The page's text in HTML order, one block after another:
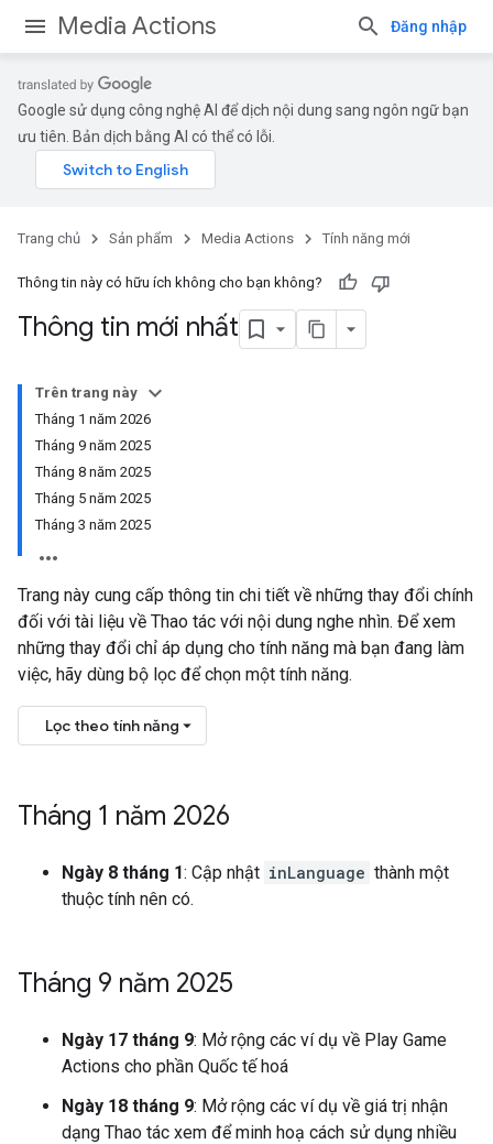
Media Actions Đăng nhập
Google sử dụng công nghệ AI để dịch nội dung sang ngôn ngữ bạn
ưu tiên. Bản dịch bằng AI có thể có lỗi.
Trang chủ Sản phẩm Media Actions Tính năng mới
Thông tin này có hữu ích không cho bạn không?
Thông tin mới nhất
Trên trang này
Tháng 1 năm 2026
Tháng 9 năm 2025
Tháng 8 năm 2025
Tháng 5 năm 2025
Tháng 3 năm 2025
Trang này cung cấp thông tin chi tiết về những thay đổi chính
đối với tài liệu về Thao tác với nội dung nghe nhìn. Để xem
những thay đổi chỉ áp dụng cho tính năng mà bạn đang làm
việc, hãy dùng bộ lọc để chọn một tính năng.
Lọc theo tính năng
Tháng 1 năm 2026
Ngày 8 tháng 1: Cập nhật inLanguage thành một
thuộc tính nên có.
Tháng 9 năm 2025
Ngày 17 tháng 9: Mở rộng các ví dụ về Play Game
Actions cho phần Quốc tế hoá
Ngày 18 tháng 9: Mở rộng các ví dụ về giá trị nhận
dạng Thao tác xem để minh hoạ cách sử dụng nhiều